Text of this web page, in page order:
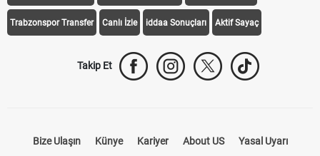
Trabzonspor Transfer Canlı İzle iddaa Sonuçları Aktif Sayaç
Takip Et
Bize Ulaşın Künye Kariyer About US Yasal Uyarı